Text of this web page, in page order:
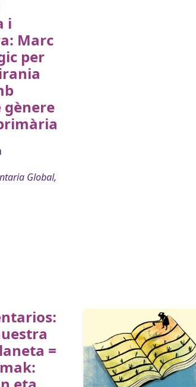
i
Marc
per
gènere
Global,
=